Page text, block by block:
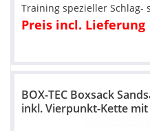
Training spezieller Schlag-
Preis incl. Lieferung
BOX-TEC Boxsack
inkl. Vierpunkt-Kette